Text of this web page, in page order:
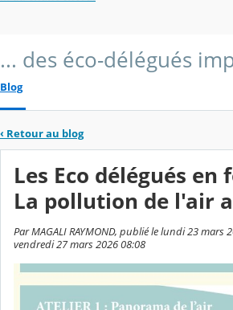
... des éco-délégués
Blog
‹ Retour au blog
Les Eco délégués
La pollution de l'air
Par MAGALI RAYMOND, publié le lundi 23 mars
vendredi 27 mars 2026 08:08